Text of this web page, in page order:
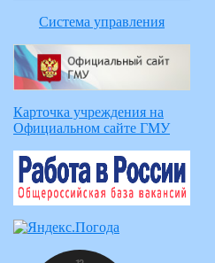
Система управления
Карточка учреждения на
Официальном сайте ГМУ